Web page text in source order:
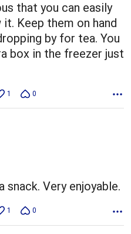
that you can easily
Keep them on hand
by for tea. You
box in the freezer just
1 0
snack. Very enjoyable.
1 0